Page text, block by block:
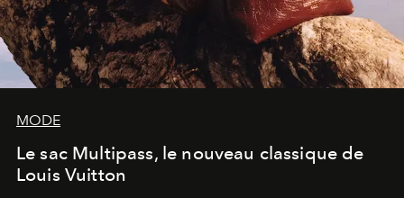
MODE
Le sac Multipass, le nouveau classique de
Louis Vuitton